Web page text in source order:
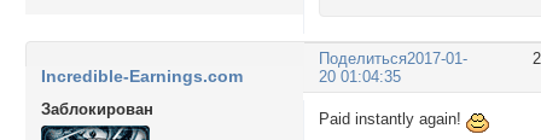
Поделиться2017-01-
20 01:04:35
Incredible-Earnings.com
Заблокирован
Paid instantly again!